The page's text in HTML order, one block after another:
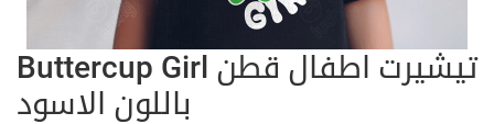
Buttercup Girl تيشيرت اطفال قطن
باللون الاسود